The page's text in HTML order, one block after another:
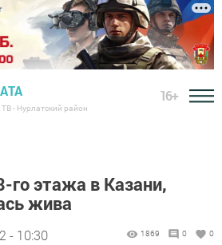
- Нурлатский район
16+
го этажа в Казани,
жива
- 10:30 1869 0 0